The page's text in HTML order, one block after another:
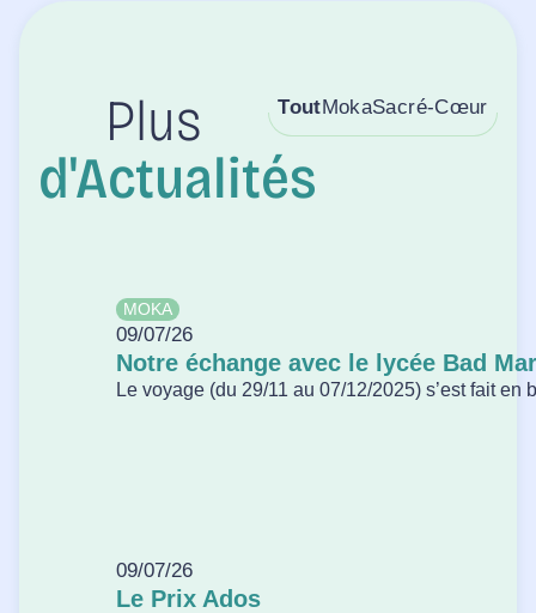
Plus
d'Actualités
MokaSacré-Cœur
Tout
MOKA
09/07/26
Notre échange avec le lycée Bad
Le voyage (du 29/11 au 07/12/2025) s’est fait en
09/07/26
Le Prix Ados